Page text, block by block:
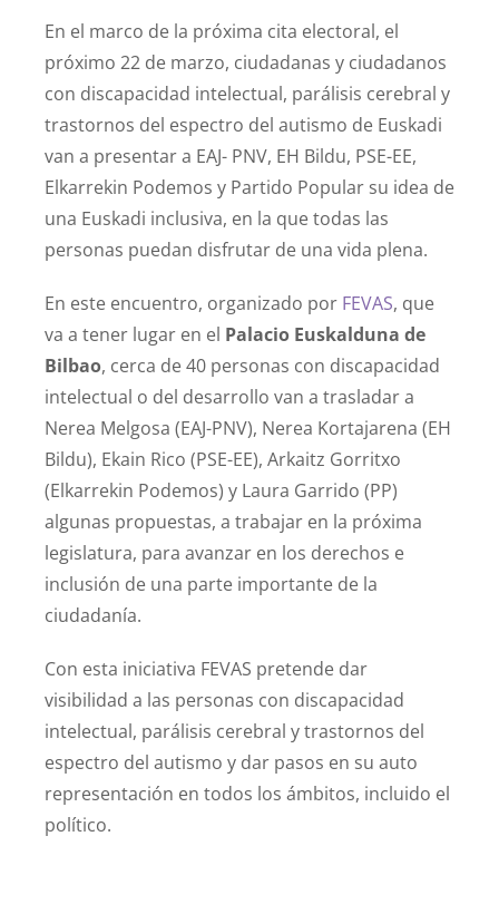
En el marco de la próxima cita electoral, el
próximo 22 de marzo, ciudadanas y ciudadanos
con discapacidad intelectual, parálisis cerebral y
trastornos del espectro del autismo de Euskadi
van a presentar a EAJ- PNV, EH Bildu, PSE-EE,
Elkarrekin Podemos y Partido Popular su idea de
una Euskadi inclusiva, en la que todas las
personas puedan disfrutar de una vida plena.
En este encuentro, organizado por FEVAS, que
va a tener lugar en el Palacio Euskalduna de
Bilbao, cerca de 40 personas con discapacidad
intelectual o del desarrollo van a trasladar a
Nerea Melgosa (EAJ-PNV), Nerea Kortajarena (EH
Bildu), Ekain Rico (PSE-EE), Arkaitz Gorritxo
(Elkarrekin Podemos) y Laura Garrido (PP)
algunas propuestas, a trabajar en la próxima
legislatura, para avanzar en los derechos e
inclusión de una parte importante de la
ciudadanía.
Con esta iniciativa FEVAS pretende dar
visibilidad a las personas con discapacidad
intelectual, parálisis cerebral y trastornos del
espectro del autismo y dar pasos en su auto
representación en todos los ámbitos, incluido el
político.